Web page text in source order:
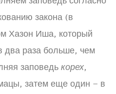
закона (в
Хазон Иша, который
два раза больше, чем
заповедь корех,
затем еще один – в